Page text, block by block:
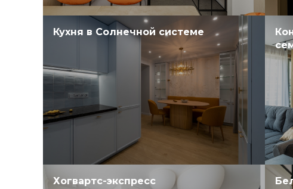
Кухня в Солнечной системе
Хогвартс-экспресс